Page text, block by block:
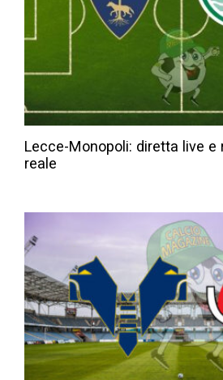
Lecce-Monopoli: diretta live
reale